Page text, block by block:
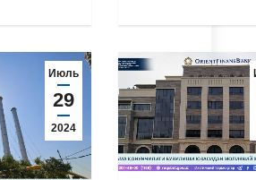
Июль
29
2024